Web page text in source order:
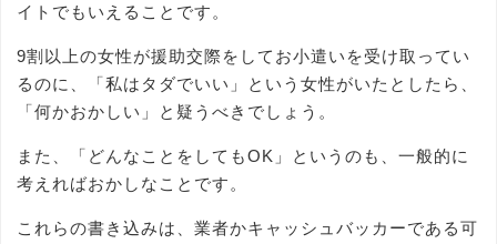
イトでもいえることです。
9割以上の女性が援助交際をしてお小遣いを受け取ってい
るのに、「私はタダでいい」という女性がいたとしたら、
「何かおかしい」と疑うべきでしょう。
また、「どんなことをしてもOK」というのも、一般的に
考えればおかしなことです。
これらの書き込みは、業者かキャッシュバッカーである可